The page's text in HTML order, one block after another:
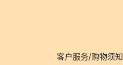
客户服务/购物须知